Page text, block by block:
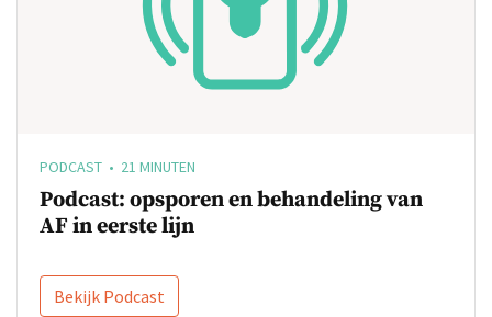
PODCAST • 21 MINUTEN
Podcast: opsporen en behandeling van
AF in eerste lijn
Bekijk Podcast